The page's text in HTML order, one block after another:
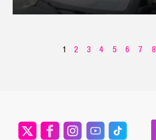
1 2 3 4 5 6 7 8